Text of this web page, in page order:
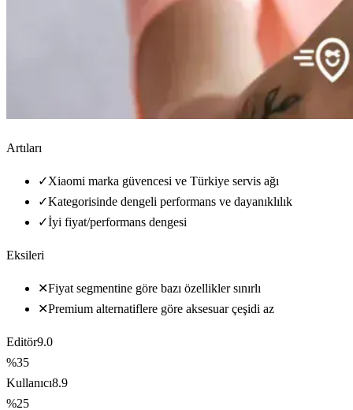
Artıları
✓Xiaomi marka güvencesi ve Türkiye servis ağı
✓Kategorisinde dengeli performans ve dayanıklılık
✓İyi fiyat/performans dengesi
Eksileri
✕Fiyat segmentine göre bazı özellikler sınırlı
✕Premium alternatiflere göre aksesuar çeşidi az
Editör9.0
%35
Kullanıcı8.9
%25